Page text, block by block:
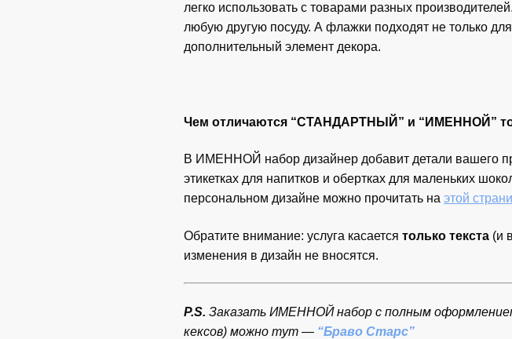
легко использовать с товарами разных
любую другую посуду. А флажки подходят не только
дополнительный элемент декора.
Чем отличаются “СТАНДАРТНЫЙ” и “ИМЕННОЙ”
В ИМЕННОЙ набор дизайнер добавит детали вашего
этикетках для напитков и обертках для маленьких
персональном дизайне можно прочитать на этой
Обратите внимание: услуга касается только текста(и
изменения в дизайн не вносятся.
P.S. Заказать ИМЕННОЙ набор с полным
кексов) можно тут — “Браво Старс”